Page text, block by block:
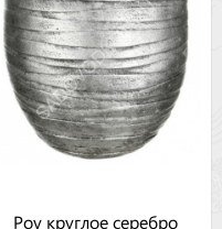
Роу круглое серебро